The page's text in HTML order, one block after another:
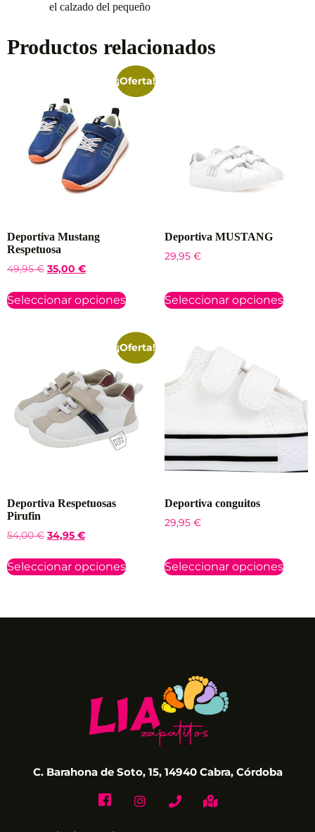
el calzado del pequeño
Productos relacionados
¡Oferta!
Deportiva Mustang
Respetuosa
49,95€ 35,00 €
Seleccionar opciones
Deportiva MUSTANG
29,95 €
Seleccionar opciones
¡Oferta!
Deportiva Respetuosas
Pirufin
54,00€ 34,95 €
Seleccionar opciones
Deportiva conguitos
29,95 €
Seleccionar opciones
C. Barahona de Soto, 15, 14940 Cabra, Córdoba